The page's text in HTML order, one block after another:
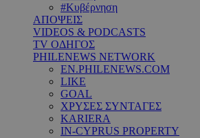
#Κυβέρνηση
ΑΠΟΨΕΙΣ
VIDEOS & PODCASTS
TV ΟΔΗΓΟΣ
PHILENEWS NETWORK
EN.PHILENEWS.COM
LIKE
GOAL
ΧΡΥΣΕΣ ΣΥΝΤΑΓΕΣ
KARIERA
IN-CYPRUS PROPERTY